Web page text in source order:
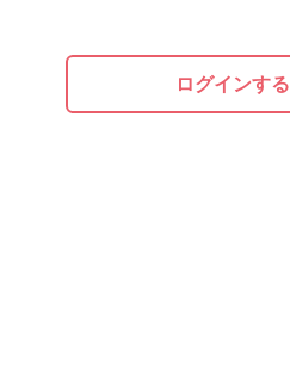
ログインする